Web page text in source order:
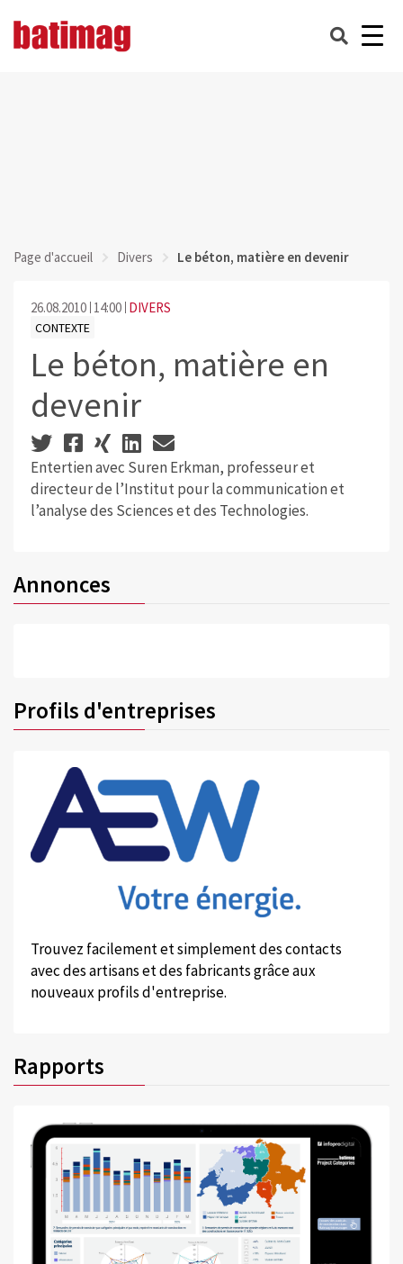
Page d'accueil Divers Le béton, matière en devenir
26.08.2010 14:00 DIVERS
CONTEXTE
Le béton, matière en
devenir
Entertien avec Suren Erkman, professeur et
directeur de l’Institut pour la communication et
l’analyse des Sciences et des Technologies.
Annonces
Profils d'entreprises
Trouvez facilement et simplement des contacts
avec des artisans et des fabricants grâce aux
nouveaux profils d'entreprise.
Rapports